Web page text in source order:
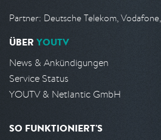
Partner: Deutsche Telekom,
ÜBER YOUTV
News & Ankündigungen
Service Status
YOUTV & Netlantic GmbH
SO FUNKTIONIERT'S